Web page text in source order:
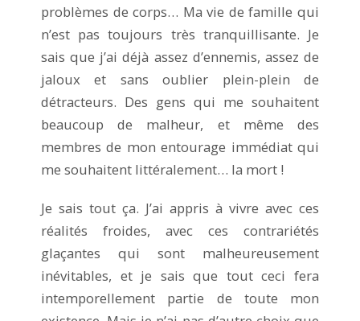
problèmes de corps… Ma vie de famille qui
n’est pas toujours très tranquillisante. Je
sais que j’ai déjà assez d’ennemis, assez de
jaloux et sans oublier plein-plein de
détracteurs. Des gens qui me souhaitent
beaucoup de malheur, et même des
membres de mon entourage immédiat qui
me souhaitent littéralement… la mort !
Je sais tout ça. J’ai appris à vivre avec ces
réalités froides, avec ces contrariétés
glaçantes qui sont malheureusement
inévitables, et je sais que tout ceci fera
intemporellement partie de toute mon